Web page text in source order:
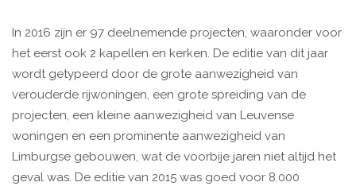
In 2016 zijn er 97 deelnemende projecten, waaronder voor
het eerst ook 2 kapellen en kerken. De editie van dit jaar
wordt getypeerd door de grote aanwezigheid van
verouderde rijwoningen, een grote spreiding van de
projecten, een kleine aanwezigheid van Leuvense
woningen en een prominente aanwezigheid van
Limburgse gebouwen, wat de voorbije jaren niet altijd het
geval was. De editie van 2015 was goed voor 8.000